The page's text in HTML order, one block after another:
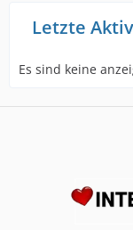
Letzte
Es sind keine